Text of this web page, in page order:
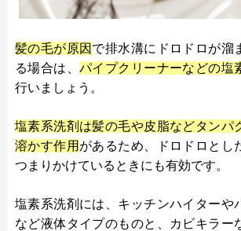
髪の毛が原因 で排水溝にドロドロが溜
る場合は、パイプクリーナーなどの塩
行いましょう。
塩素系洗剤は髪の毛や皮脂などタンパ
溶かす作用 があるため、ドロドロとし
つまりかけているときにも有効です。
塩素系洗剤には、キッチンハイターや
など液体タイプのものと、カビキラー